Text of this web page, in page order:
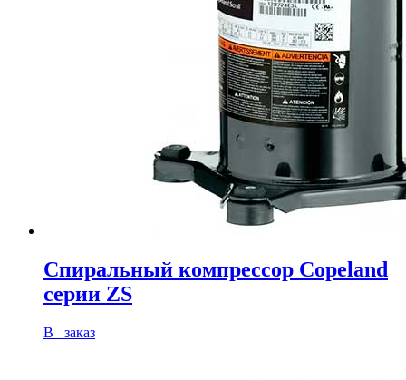
Спиральный компрессор Copeland
серии ZS
В заказ